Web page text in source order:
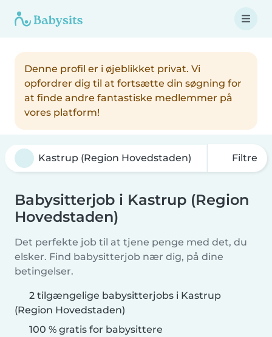
Denne profil er i øjeblikket privat. Vi
opfordrer dig til at fortsætte din søgning for
at finde andre fantastiske medlemmer på
vores platform!
Filtre
Babysitterjob i Kastrup (Region
Hovedstaden)
Det perfekte job til at tjene penge med det, du
elsker. Find babysitterjob nær dig, på dine
betingelser.
2 tilgængelige babysitterjobs i Kastrup
(Region Hovedstaden)
100 % gratis for babysittere